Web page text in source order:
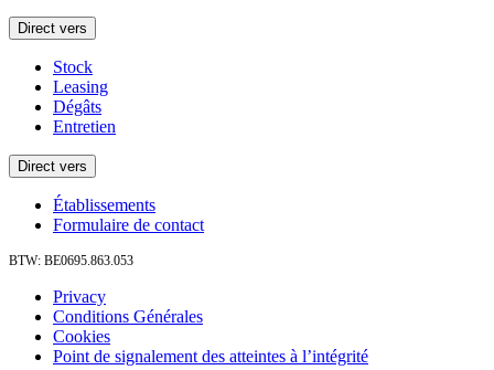
Direct vers
Stock
Leasing
Dégâts
Entretien
Direct vers
Établissements
Formulaire de contact
BTW: BE0695.863.053
Privacy
Conditions Générales
Cookies
Point de signalement des atteintes à l’intégrité